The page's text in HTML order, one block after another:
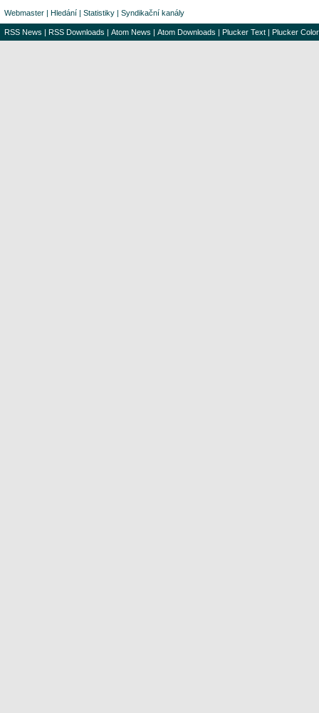
Webmaster | Hledání | Statistiky | Syndikační kanály
RSS News | RSS Downloads | Atom News | Atom Downloads | Plucker Text | Plucker Color